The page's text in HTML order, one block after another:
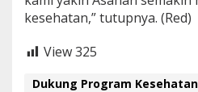
kesehatan,” tutupnya. (Red)
View325
Dukung Program